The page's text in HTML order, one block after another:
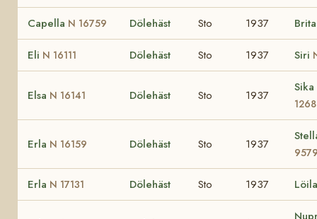
Capella N 16759 Dölehäst Sto 1937
Eli N 16111 Dölehäst Sto 1937 Siri
Elsa N 16141 Dölehäst Sto 1937
Sika
Erla N 16159 Dölehäst Sto 1937
Erla N 17131 Dölehäst Sto 1937 Löila